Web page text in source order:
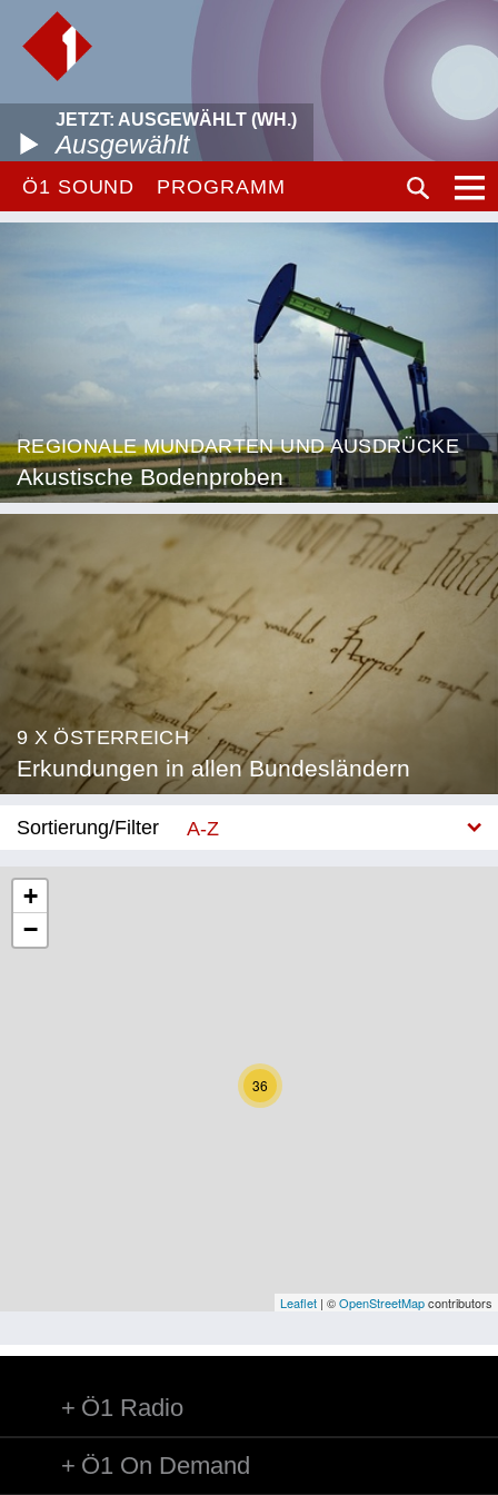
JETZT: AUSGEWÄHLT (WH.)
Ausgewählt
Ö1 SOUND PROGRAMM
REGIONALE MUNDARTEN UND AUSDRÜCKE
Akustische Bodenproben
9 X ÖSTERREICH
Erkundungen in allen Bundesländern
Sortierung/Filter
A-Z
Niederösterreich
Oberösterreich
Vorarlberg
Natur und Landwirtschaft
36
+
−
Leaflet | ©OpenStreetMapcontributors
Ö1 Radio
Ö1 On Demand